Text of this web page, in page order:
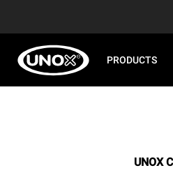
PRODUCTS
UNOX